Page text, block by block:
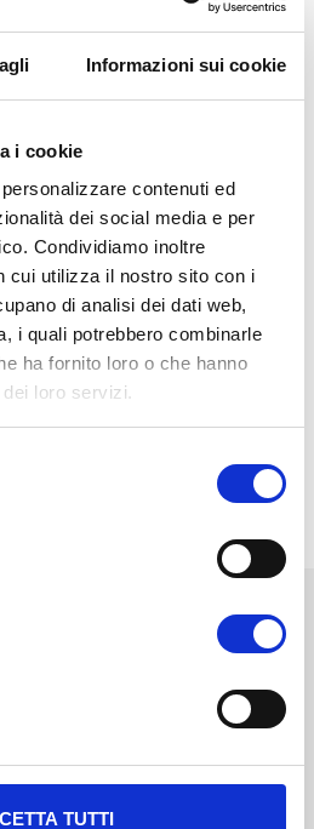
Informazioni sui cookie
i cookie
contenuti ed
dei social media e per
Condividiamo inoltre
cui utilizza il nostro sito con i
di analisi dei dati web,
i quali potrebbero combinarle
ha fornito loro o che hanno
loro servizi.
TUTTI
spiegherà in cosa
l’attività dei tutor di
De Giuseppepresenterà il
al Metodo di Studio… per un
-BES” (art. 14 della
educativo di ben-essere
avente come meta formativa la
Si propone come opportunità
accademico con sicurezza,